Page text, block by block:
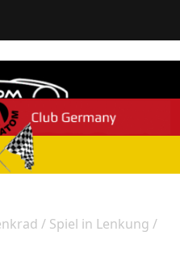
/ Spiel in Lenkung /